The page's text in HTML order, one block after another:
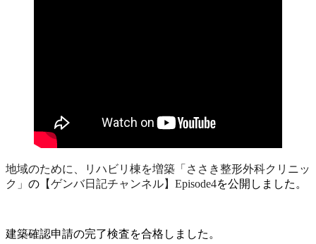
地域のために、リハビリ棟を増築「ささき整形外科クリニッ
ク」 の 【ゲンバ日記チャンネル】Episode4を公開しました。
建築確認申請の完了検査を合格しました。